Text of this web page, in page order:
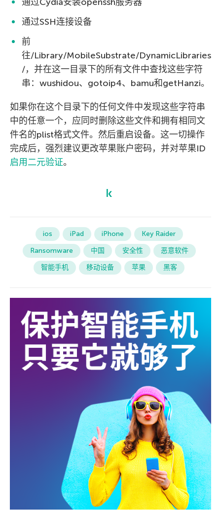
通过SSH连接设备
前
往/Library/MobileSubstrate/DynamicLibraries
/，并在这一目录下的所有文件中查找这些字符
串：wushidou、gotoip4、bamu和getHanzi。
如果你在这个目录下的任何文件中发现这些字符串
中的任意一个，应同时删除这些文件和拥有相同文
件名的plist格式文件。然后重启设备。这一切操作
完成后，强烈建议更改苹果账户密码，并对苹果ID
启用二元验证。
ios iPad iPhone
Key Raider
Ransomware
中国 安全性
恶意软件
智能手机
移动设备 苹果 黑客